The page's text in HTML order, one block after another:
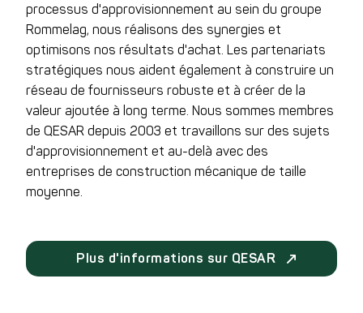
processus d'approvisionnement au sein du groupe
Rommelag, nous réalisons des synergies et
optimisons nos résultats d'achat. Les partenariats
stratégiques nous aident également à construire un
réseau de fournisseurs robuste et à créer de la
valeur ajoutée à long terme. Nous sommes membres
de QESAR depuis 2003 et travaillons sur des sujets
d'approvisionnement et au-delà avec des
entreprises de construction mécanique de taille
moyenne.
Plus d'informations sur QESAR